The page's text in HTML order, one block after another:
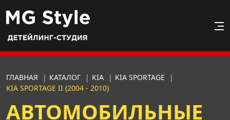
ГЛАВНАЯ | КАТАЛОГ | KIA | KIA SPORTAGE
|
KIA SPORTAGE II (2004 - 2010)
АВТОМОБИЛЬНЫЕ